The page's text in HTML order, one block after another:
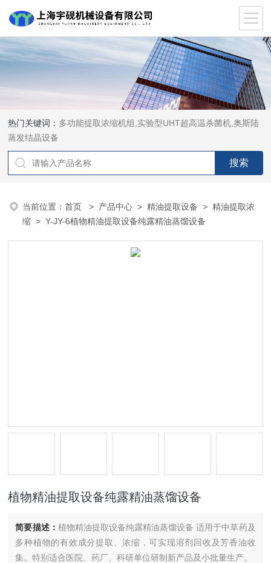
热门关键词： 多功能提取浓缩机组,实验型UHT超高温杀菌机,奥斯陆
蒸发结晶设备
当前位置：首页 > 产品中心 >精油提取设备 >精油提取浓
缩 > Y-JY-6植物精油提取设备纯露精油蒸馏设备
植物精油提取设备纯露精油蒸馏设备
简要描述： 植物精油提取设备纯露精油蒸馏设备 适用于中草药及
多种植物的有效成分提取、浓缩，可实现溶剂回收及芳香油收
集。特别适合医院、药厂、科研单位研制新产品及小批量生产。